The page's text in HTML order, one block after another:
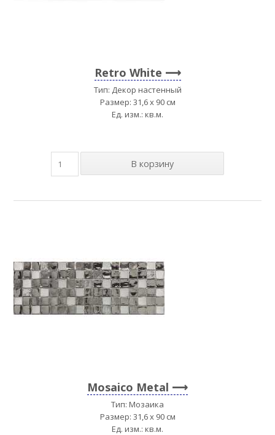
Retro White
Тип: Декор настенный
Размер: 31,6 x 90 см
Ед. изм.: кв.м.
Mosaico Metal
Тип: Мозаика
Размер: 31,6 x 90 см
Ед. изм.: кв.м.